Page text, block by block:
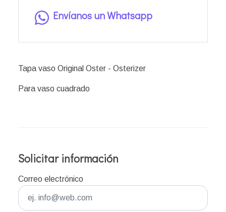
Envíanos un Whatsapp
Tapa vaso Original Oster - Osterizer
Para vaso cuadrado
Solicitar información
Correo electrónico